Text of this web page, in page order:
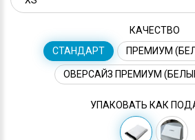
КАЧЕСТВО
СТАНДАРТ
ПРЕМИУМ
ОВЕРСАЙЗ ПРЕМИУМ
УПАКОВАТЬ КАК